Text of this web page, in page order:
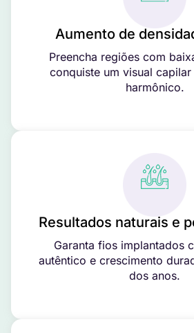
Aumento de
Preencha regiões com
conquiste um visual
harmônico.
Resultados naturais e
Garanta fios implantados
autêntico e crescimento
dos anos.